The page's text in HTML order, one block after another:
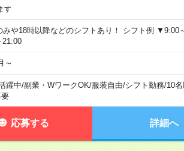
す
みや18時以降などのシフトあり！ シフト例
～
躍中/副業・WワークOK/服装自由/シフト勤務/10
応募する 詳細へ